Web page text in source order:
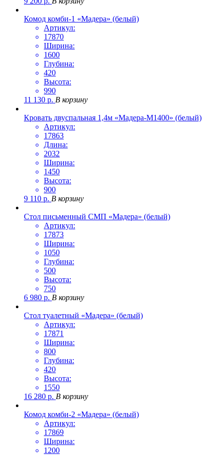
Комод комби-1 «Мадера» (белый)
Артикул:
17870
Ширина:
1600
Глубина:
420
Высота:
990
11 130 р. В корзину
Кровать двуспальная 1,4м «Мадера-М1400» (белый)
Артикул:
17863
Длина:
2032
Ширина:
1450
Высота:
900
9 110 р. В корзину
Стол письменный СМП «Мадера» (белый)
Артикул:
17873
Ширина:
1050
Глубина:
500
Высота:
750
6 980 р. В корзину
Стол туалетный «Мадера» (белый)
Артикул:
17871
Ширина:
800
Глубина:
420
Высота:
1550
16 280 р. В корзину
Комод комби-2 «Мадера» (белый)
Артикул:
17869
Ширина:
1200